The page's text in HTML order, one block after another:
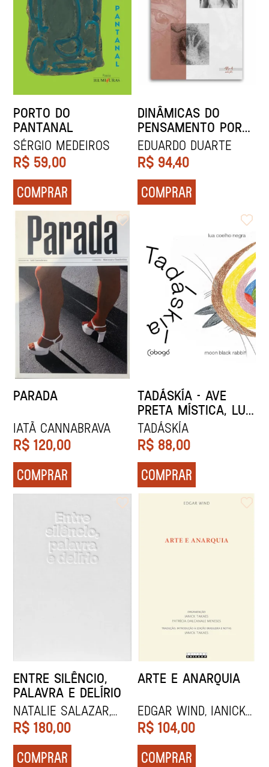
PORTO DO
PANTANAL
Sérgio Medeiros
R$ 59,00
COMPRAR
DINÂMICAS DO
PENSAMENTO POR
IMAGENS
Eduardo Duarte
R$ 94,40
COMPRAR
PARADA
IATÃ CANNABRAVA
R$ 120,00
COMPRAR
TADÁSKÍA - AVE
PRETA MÍSTICA, LUA
COELHO NEGRA
Tadáskía
R$ 88,00
COMPRAR
ENTRE SILÊNCIO,
PALAVRA E DELÍRIO
Natalie Salazar,
Galciani Neves e
Patrícia Wagner
R$ 180,00
COMPRAR
ARTE E ANARQUIA
Edgar Wind, Ianick
Takaes e Patrícia
Dalcanale Meneses
R$ 104,00
COMPRAR